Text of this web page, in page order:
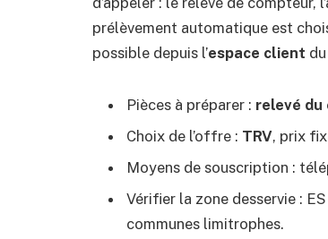
prélèvement automatique est
possible depuis l’espace client
Pièces à préparer : relevé du
Choix de l’offre : TRV, prix
Moyens de souscription :
Vérifier la zone desservie :
communes limitrophes.